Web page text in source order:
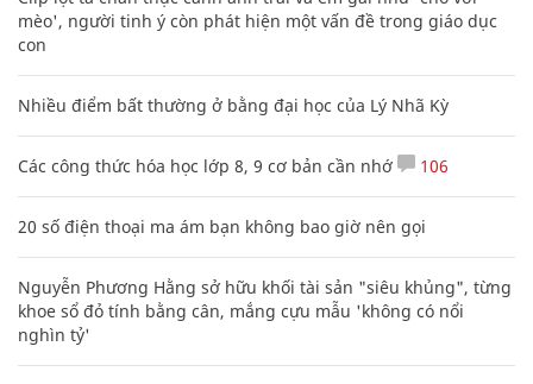
mèo', người tinh ý còn phát hiện một vấn đề trong giáo dục
con
Nhiều điểm bất thường ở bằng đại học của Lý Nhã Kỳ
Các công thức hóa học lớp 8, 9 cơ bản cần nhớ 106
20 số điện thoại ma ám bạn không bao giờ nên gọi
Nguyễn Phương Hằng sở hữu khối tài sản "siêu khủng", từng
khoe sổ đỏ tính bằng cân, mắng cựu mẫu 'không có nổi
nghìn tỷ'